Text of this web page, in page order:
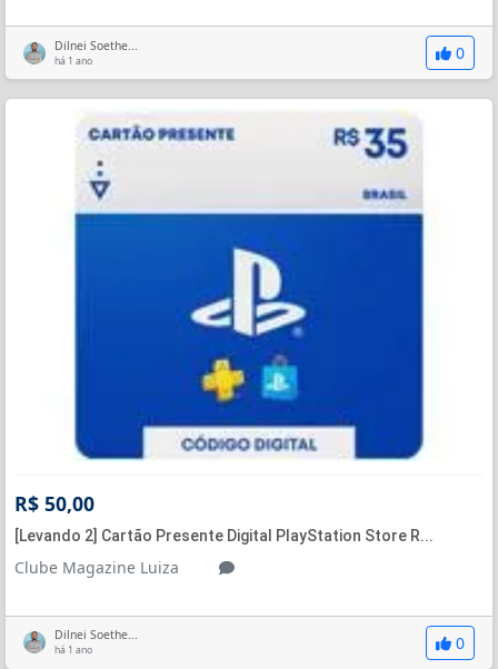
Dilnei Soethe...
há 1 ano 0
R$ 50,00
[Levando 2] Cartão Presente Digital PlayStation Store R...
Clube Magazine Luiza
Dilnei Soethe...
há 1 ano 0